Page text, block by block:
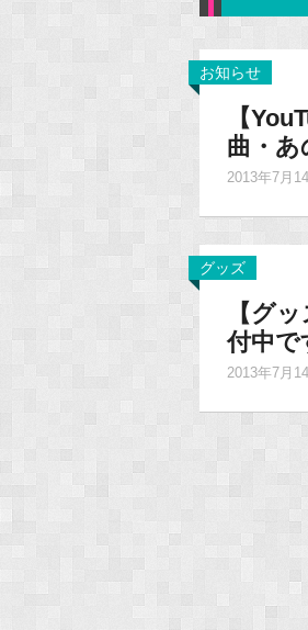
お知らせ
【
曲・あ
2013年7月
グッズ
【グ
付中で
2013年7月